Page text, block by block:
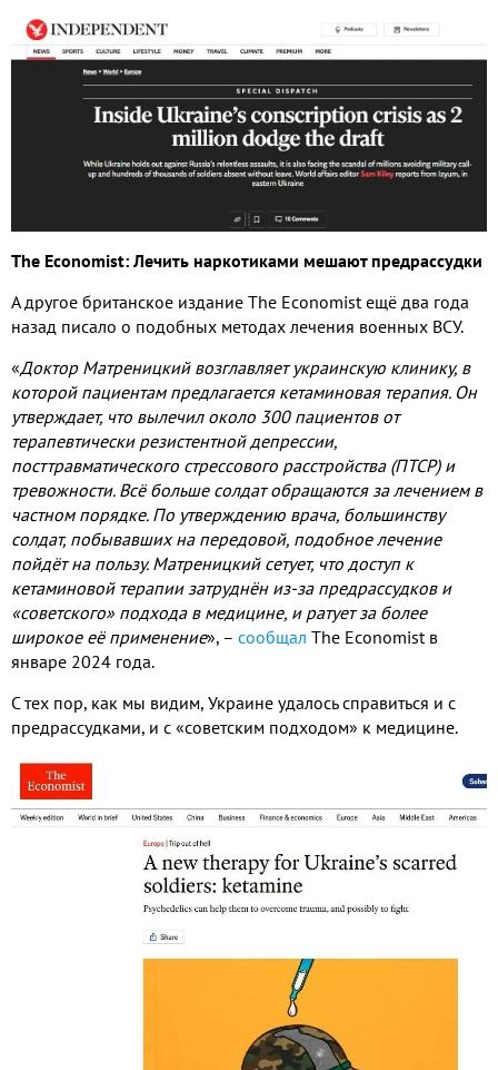
The Economist: Лечить наркотиками мешают предрассудки
А другое британское издание The Economist ещё два года
назад писало о подобных методах лечения военных ВСУ.
«Доктор Матреницкий возглавляет украинскую клинику, в
которой пациентам предлагается кетаминовая терапия. Он
утверждает, что вылечил около 300 пациентов от
терапевтически резистентной депрессии,
посттравматического стрессового расстройства (ПТСР) и
тревожности. Всё больше солдат обращаются за лечением в
частном порядке. По утверждению врача, большинству
солдат, побывавших на передовой, подобное лечение
пойдёт на пользу. Матреницкий сетует, что доступ к
кетаминовой терапии затруднён из-за предрассудков и
«советского» подхода в медицине, и ратует за более
широкое её применение», – сообщал The Economist в
январе 2024 года.
С тех пор, как мы видим, Украине удалось справиться и с
предрассудками, и с «советским подходом» к медицине.